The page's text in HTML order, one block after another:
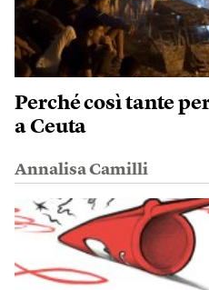
Perché così tante
a Ceuta
Annalisa Camilli